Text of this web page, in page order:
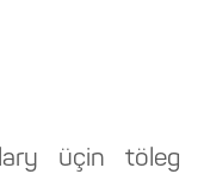
üçin töleg